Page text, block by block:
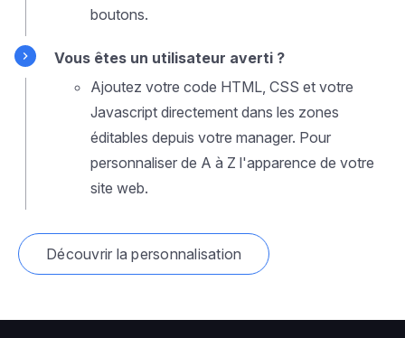
boutons.
Vous êtes un utilisateur averti ?
Ajoutez votre code HTML, CSS et votre
Javascript directement dans les zones
éditables depuis votre manager. Pour
personnaliser de A à Z l'apparence de votre
site web.
Découvrir la personnalisation